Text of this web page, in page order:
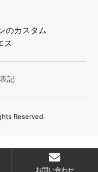
のカスタム
ス
記
Reserved.
お問い合わせ